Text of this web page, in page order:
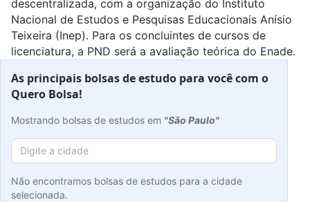
descentralizada, com a organização do Instituto
Nacional de Estudos e Pesquisas Educacionais Anísio
Teixeira (Inep). Para os concluintes de cursos de
licenciatura, a PND será a avaliação teórica do Enade.
As principais bolsas de estudo para você com o
Quero Bolsa!
Mostrando bolsas de estudos em "São Paulo"
Não encontramos bolsas de estudos para a cidade
selecionada.